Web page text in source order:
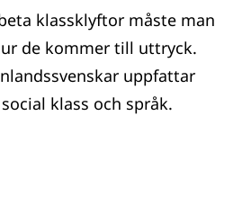
klassklyftor måste man
de kommer till uttryck.
uppfattar
klass och språk.